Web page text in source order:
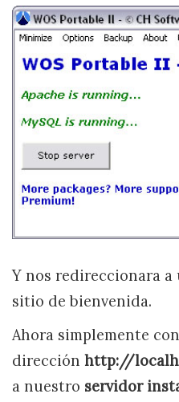
Y nos redireccionara
sitio de bienvenida.
Ahora simplemente
dirección http://
a nuestro servidor